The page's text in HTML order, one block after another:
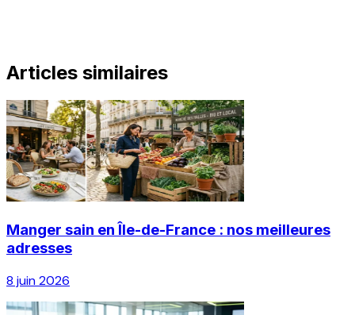
Articles similaires
Manger sain en Île-de-France : nos meilleures
adresses
8 juin 2026